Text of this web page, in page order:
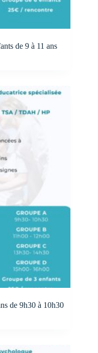
de 9 à 11 ans
de 9h30 à 10h30